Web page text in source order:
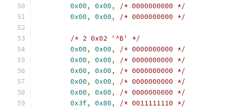
0x00, 0x00,
/* 0000000000 */
0x00, 0x00, /* 0000000000 */
/* 2 0x02 '^B' */
0x00, 0x00,
/* 0000000000 */
0x00, 0x00,
/* 0000000000 */
0x00, 0x00,
/* 0000000000 */
0x00, 0x00,
/* 0000000000 */
0x00, 0x00,
/* 0000000000 */
0x3f, 0x80,
/* 0011111110 */